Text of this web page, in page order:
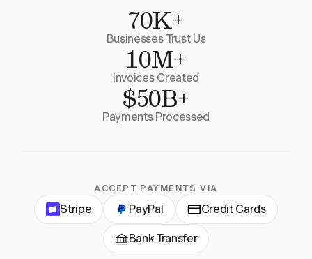
70K+
Businesses Trust Us
10M+
Invoices Created
$50B+
Payments Processed
ACCEPT PAYMENTS VIA
Stripe PayPal Credit Cards
Bank Transfer